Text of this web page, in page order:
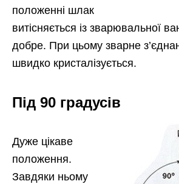
положенні шлак
витісняється із зварювальної
добре. При цьому зварне
швидко кристалізується.
Під 90 градусів
Дуже цікаве
положення.
Завдяки ньому